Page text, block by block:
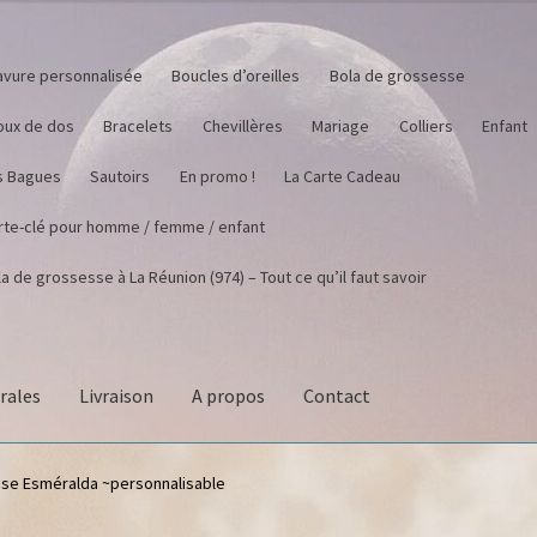
personnalisée Boucles d’oreilles Bola de grossesse
de dos Bracelets Chevillères Mariage Colliers Enfant
Bagues Sautoirs En promo ! La Carte Cadeau
clé pour homme / femme / enfant
de grossesse à La Réunion (974) – Tout ce qu’il faut savoir
Livraison A propos Contact
Esméralda ~personnalisable